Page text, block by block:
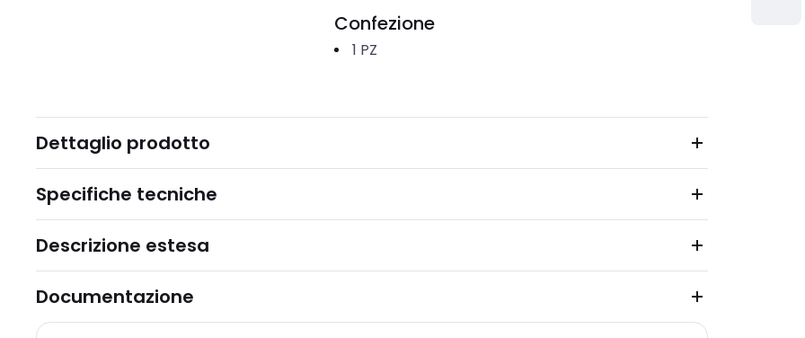
Confezione
1 PZ
Dettaglio prodotto
Specifiche tecniche
Descrizione estesa
Documentazione